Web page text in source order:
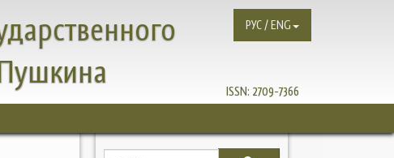
ISSN: 2709-7366
РУС / ENG